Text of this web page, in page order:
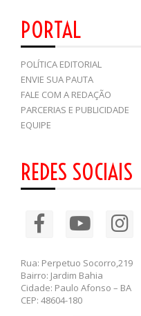
PORTAL
POLÍTICA EDITORIAL
ENVIE SUA PAUTA
FALE COM A REDAÇÃO
PARCERIAS E PUBLICIDADE
EQUIPE
REDES SOCIAIS
Rua: Perpetuo Socorro,219
Bairro: Jardim Bahia
Cidade: Paulo Afonso – BA
CEP: 48604-180